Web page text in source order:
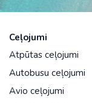
Ceļojumi
Atpūtas ceļojumi
Autobusu ceļojumi
Avio ceļojumi